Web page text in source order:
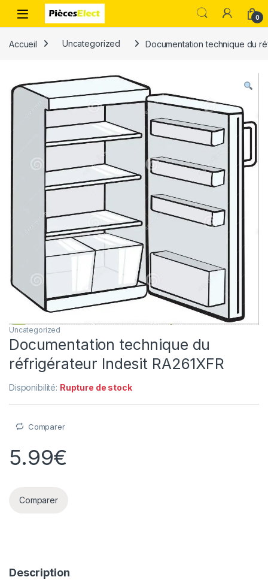
0
Accueil Uncategorized Documentation technique du
Uncategorized
Documentation technique du
réfrigérateur Indesit RA261XFR
Disponibilité: Rupture de stock
Comparer
5.99€
Comparer
Description